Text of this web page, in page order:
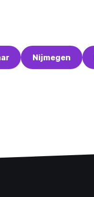
Nijmegen